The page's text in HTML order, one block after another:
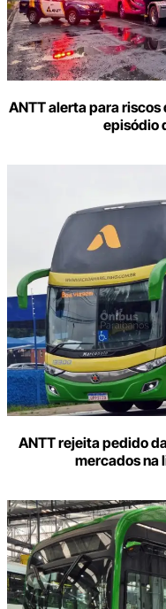
ANTT alerta para
episódio
ANTT rejeita pedido
mercados na